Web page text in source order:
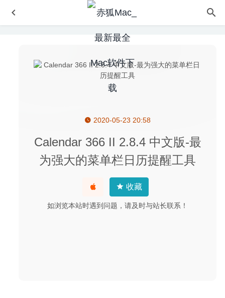
2020-05-23 20:58
Calendar 366 II 2.8.4 中文版-最
为强大的菜单栏日历提醒工具
收藏
如浏览本站时遇到问题，请及时与站长联系！
Resize Sense 2.3.3 – 图片元数据编辑工具
TouchCopy 16.39 – iPhone/iPad文件管理工具 2020-08-21
Carbon Copy Cloner 5.1.15 (5925) for Mac中文版-强大的
2020-03-11
DjVu Reader Pro 2.4.1 – DjVu 文件的最佳阅读器 2020-05-